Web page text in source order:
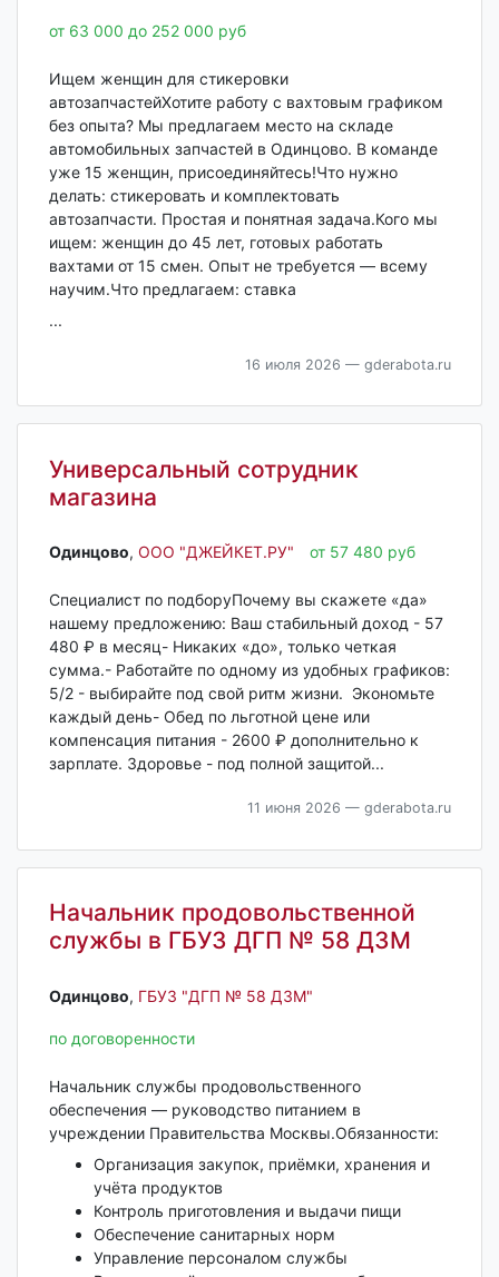
от 63 000 до 252 000 руб
Ищем женщин для стикеровки
автозапчастейХотите работу с вахтовым графиком
без опыта? Мы предлагаем место на складе
автомобильных запчастей в Одинцово. В команде
уже 15 женщин, присоединяйтесь!Что нужно
делать: стикеровать и комплектовать
автозапчасти. Простая и понятная задача.Кого мы
ищем: женщин до 45 лет, готовых работать
вахтами от 15 смен. Опыт не требуется — всему
научим.Что предлагаем: ставка
...
16 июля 2026 — gderabota.ru
Универсальный сотрудник
магазина
Одинцово‎, ООО "ДЖЕЙКЕТ.РУ" от 57 480 руб
Специалист по подборуПочему вы скажете «да»
нашему предложению: Ваш стабильный доход - 57
480 ₽ в месяц- Никаких «до», только четкая
сумма.- Работайте по одному из удобных графиков:
5/2 - выбирайте под свой ритм жизни. Экономьте
каждый день- Обед по льготной цене или
компенсация питания - 2600 ₽ дополнительно к
зарплате. Здоровье - под полной защитой...
11 июня 2026 — gderabota.ru
Начальник продовольственной
службы в ГБУЗ ДГП № 58 ДЗМ
Одинцово‎, ГБУЗ "ДГП № 58 ДЗМ"
по договоренности
Начальник службы продовольственного
обеспечения — руководство питанием в
учреждении Правительства Москвы.Обязанности:
Организация закупок, приёмки, хранения и
учёта продуктов
Контроль приготовления и выдачи пищи
Обеспечение санитарных норм
Управление персоналом службы